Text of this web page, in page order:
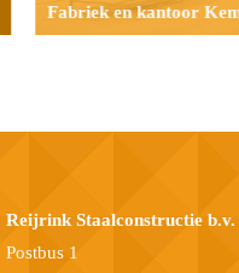
Fabriek en kantoor
Reijrink Staalconstructie b.v.
Postbus 1